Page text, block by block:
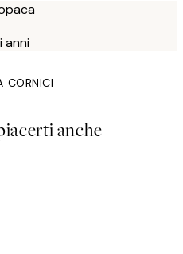
anni
CORNICI
anche